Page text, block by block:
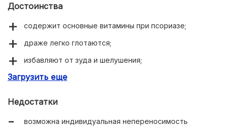
Достоинства
содержит основные витамины при псориазе;
драже легко глотаются;
избавляют от зуда и шелушения;
ускоряют регенерацию кожных покровов;
Загрузить еще
Недостатки
возможна индивидуальная непереносимость